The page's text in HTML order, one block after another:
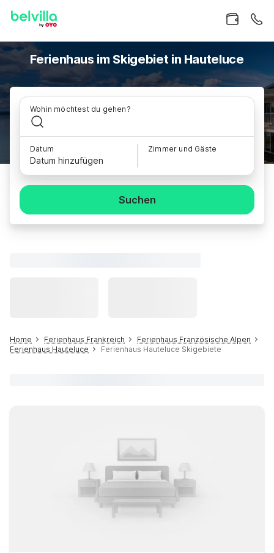
Ferienhaus im Skigebiet in Hauteluce
Wohin möchtest du gehen?
Datum
Datum hinzufügen
Zimmer und Gäste
Suchen
Home Ferienhaus Frankreich
Ferienhaus Französische Alpen
Ferienhaus Hauteluce
Ferienhaus Hauteluce Skigebiete